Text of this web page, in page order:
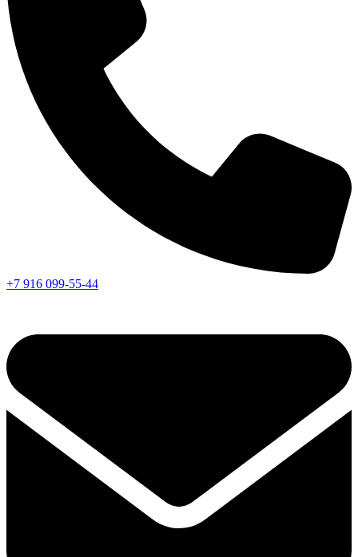
+7 916 099-55-44